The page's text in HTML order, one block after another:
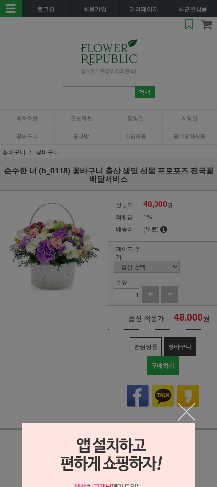
로그인 회원가입 마이페이지 최근본상품
축하화환 근조화환 동양란 서양란
꽃바구니 꽃다발 관엽식물 공기정화식물
꽃바구니 꽃바구니
순수한 너 (b_0118) 꽃바구니 출산 생일 선물 프로포즈 전국꽃
배달서비스
상품가 48,000원
적립금
1%
배송비
(무료)
케이크 추
가
수량
옵션 적용가 48,000원
관심상품 장바구니
구매하기
상세정보 새창 열기
상세 정보를 확대해 보실 수 있습니다.